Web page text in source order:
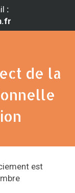
:
de la
est